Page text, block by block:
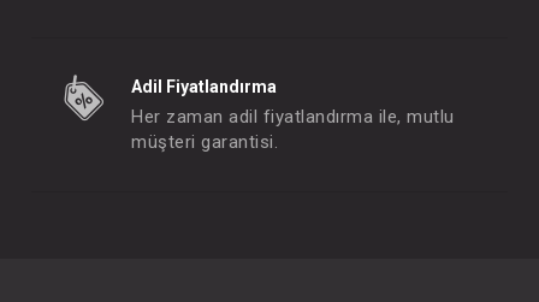
Adil Fiyatlandırma
Her zaman adil fiyatlandırma ile, mutlu
müşteri garantisi.